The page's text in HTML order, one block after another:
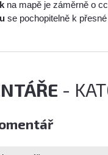
na mapě je záměrně o
se pochopitelně k
-